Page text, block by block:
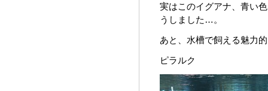
実はこのイグアナ、青い
うしました…。
あと、水槽で飼える魅力
ピラルク